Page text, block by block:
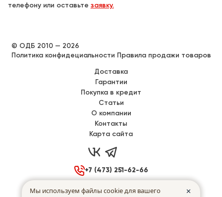
телефону или оставьте заявку.
© ОДБ 2010 — 2026
Политика конфидециальности Правила продажи товаров
Доставка
Гарантии
Покупка в кредит
Статьи
О компании
Контакты
Карта сайта
 
+7 (473) 251-62-66
Воронеж, Донбасская 40
Мы используем файлы cookie для вашего
✕